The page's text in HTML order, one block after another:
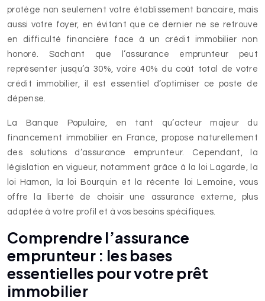
protège non seulement votre établissement bancaire, mais
aussi votre foyer, en évitant que ce dernier ne se retrouve
en difficulté financière face à un crédit immobilier non
honoré. Sachant que l’assurance emprunteur peut
représenter jusqu’à 30%, voire 40% du coût total de votre
crédit immobilier, il est essentiel d’optimiser ce poste de
dépense.
La Banque Populaire, en tant qu’acteur majeur du
financement immobilier en France, propose naturellement
des solutions d’assurance emprunteur. Cependant, la
législation en vigueur, notamment grâce à la loi Lagarde, la
loi Hamon, la loi Bourquin et la récente loi Lemoine, vous
offre la liberté de choisir une assurance externe, plus
adaptée à votre profil et à vos besoins spécifiques.
Comprendre l’assurance
emprunteur : les bases
essentielles pour votre prêt
immobilier